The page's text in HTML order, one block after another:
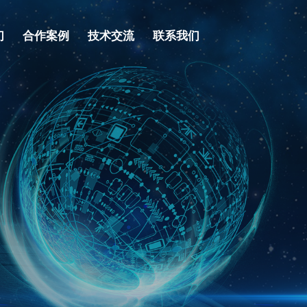
合作案例 技术交流 联系我们